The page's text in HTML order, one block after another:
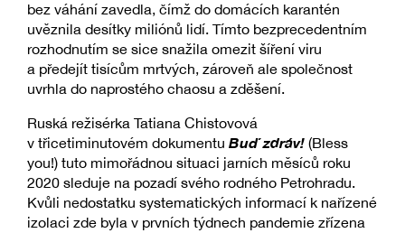
bez váhání zavedla, čímž do domácích karantén
uvěznila desítky miliónů lidí. Tímto bezprecedentním
rozhodnutím se sice snažila omezit šíření viru
a předejít tisícům mrtvých, zároveň ale společnost
uvrhla do naprostého chaosu a zděšení.
Ruská režisérka Tatiana Chistovová
v třicetiminutovém dokumentu Buď zdráv! (Bless
you!) tuto mimořádnou situaci jarních měsíců roku
2020 sleduje na pozadí svého rodného Petrohradu.
Kvůli nedostatku systematických informací k nařízené
izolaci zde byla v prvních týdnech pandemie zřízena